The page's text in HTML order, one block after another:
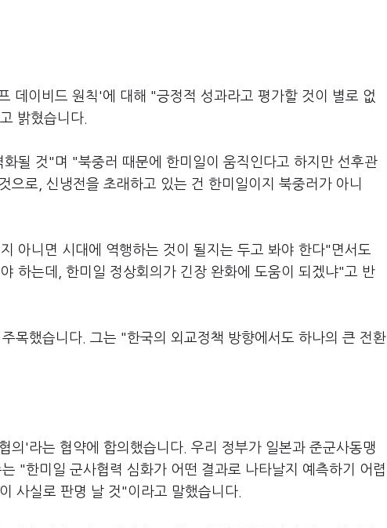
데이비드 원칙'에 대해 "긍정적 성과라고 평가할 것이 별로 없
밝혔습니다.
될 것"며 "북중러 때문에 한미일이 움직인다고 하지만 선후관
으로, 신냉전을 초래하고 있는 건 한미일이지 북중러가 아니
아니면 시대에 역행하는 것이 될지는 두고 봐야 한다"면서도
하는데, 한미일 정상회의가 긴장 완화에 도움이 되겠냐"고 반
목했습니다. 그는 "한국의 외교정책 방향에서도 하나의 큰 전환
의'라는 협약에 합의했습니다. 우리 정부가 일본과 준군사동맹
"한미일 군사협력 심화가 어떤 결과로 나타날지 예측하기 어렵
사실로 판명 날 것"이라고 말했습니다.